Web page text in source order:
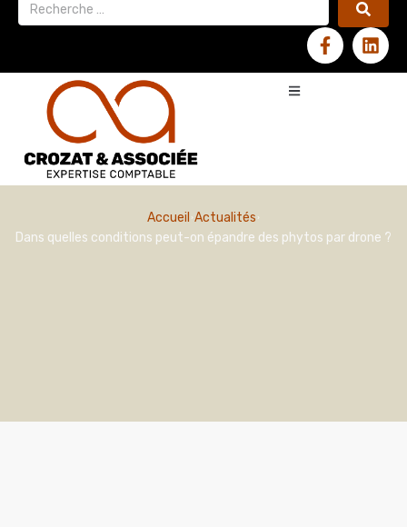
Accueil Actualités
Dans quelles conditions peut-on épandre des phytos par drone ?